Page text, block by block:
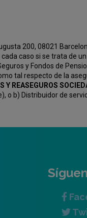
200, 08021
caso si se trata de
y Fondos de
tal respecto de la
Y REASEGUROS
o b) Distribuidor de